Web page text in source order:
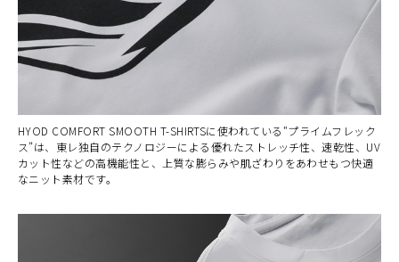
HYOD COMFORT SMOOTH T-SHIRTSに使われている“プライムフレック
ス”は、東レ独自のテクノロジーによる優れたストレッチ性、速乾性、UV
カット性などの高機能性と、上質な膨らみや肌ざわりをあわせもつ快適
なニット素材です。